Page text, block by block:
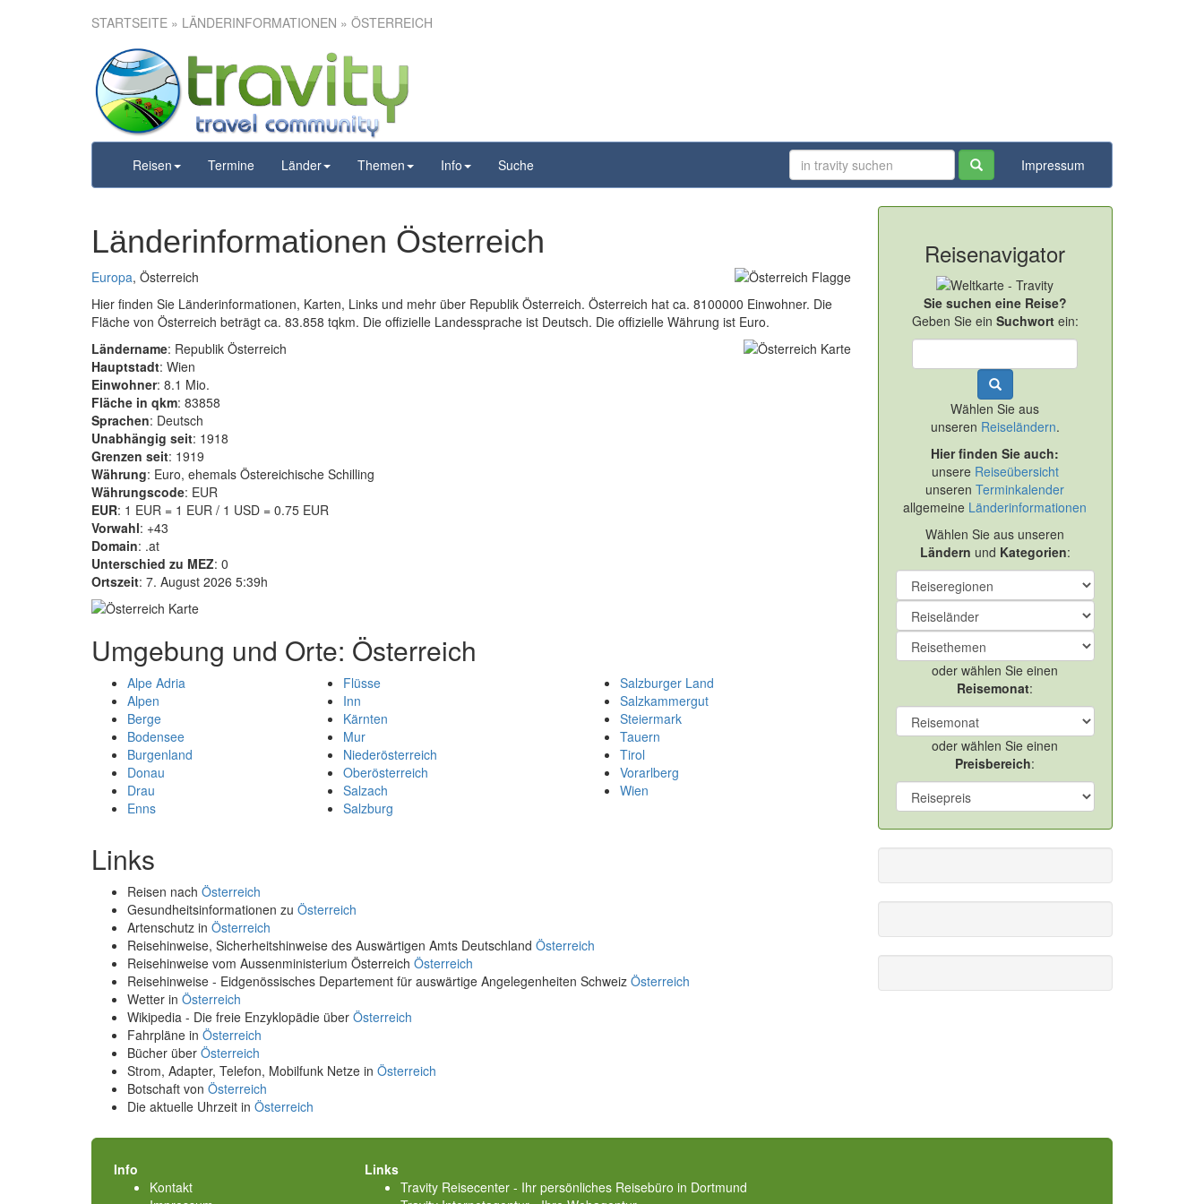
STARTSEITE » LÄNDERINFORMATIONEN » ÖSTERREICH
Reisen Termine Länder Themen Info Suche Impressum
Länderinformationen Österreich
Europa, Österreich
Hier finden Sie Länderinformationen, Karten, Links und mehr über Republik Österreich. Österreich hat ca. 8100000 Einwohner. Die
Fläche von Österreich beträgt ca. 83.858 tqkm. Die offizielle Landessprache ist Deutsch. Die offizielle Währung ist Euro.
Ländername: Republik Österreich
Hauptstadt: Wien
Einwohner: 8.1 Mio.
Fläche in qkm: 83858
Sprachen: Deutsch
Unabhängig seit: 1918
Grenzen seit: 1919
Währung: Euro, ehemals Östereichische Schilling
Währungscode: EUR
EUR: 1 EUR = 1 EUR / 1 USD = 0.75 EUR
Vorwahl: +43
Domain: .at
Unterschied zu MEZ: 0
Ortszeit: 7. August 2026 5:39h
Umgebung und Orte: Österreich
Alpe Adria
Alpen
Berge
Bodensee
Burgenland
Donau
Drau
Enns
Flüsse
Inn
Kärnten
Mur
Niederösterreich
Oberösterreich
Salzach
Salzburg
Salzburger Land
Salzkammergut
Steiermark
Tauern
Tirol
Vorarlberg
Wien
Links
Reisen nach Österreich
Gesundheitsinformationen zu Österreich
Artenschutz in Österreich
Reisehinweise, Sicherheitshinweise des Auswärtigen Amts Deutschland Österreich
Reisehinweise vom Aussenministerium Österreich Österreich
Reisehinweise - Eidgenössisches Departement für auswärtige Angelegenheiten Schweiz Österreich
Wetter in Österreich
Wikipedia - Die freie Enzyklopädie über Österreich
Fahrpläne in Österreich
Bücher über Österreich
Strom, Adapter, Telefon, Mobilfunk Netze in Österreich
Botschaft von Österreich
Die aktuelle Uhrzeit in Österreich
Reisenavigator
Sie suchen eine Reise?
Geben Sie ein Suchwortein:
Wählen Sie aus
unseren Reiseländern.
Hier finden Sie auch:
unsere Reiseübersicht
unserenTerminkalender
allgemeine Länderinformationen
Wählen Sie aus unseren
Ländern und Kategorien:
oder wählen Sie einen
Reisemonat:
oder wählen Sie einen
Preisbereich:
Info
Kontakt
Links
Travity Reisecenter - Ihr persönliches Reisebüro in Dortmund